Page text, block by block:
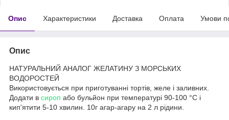
Опис Характеристики Доставка Оплата Умови
Опис
НАТУРАЛЬНИЙ АНАЛОГ ЖЕЛАТИНУ З МОРСЬКИХ
ВОДОРОСТЕЙ
Використовується при приготуванні тортів, желе і заливних.
Додати в сироп або бульйон при температурі 90-100 °С і
кип'ятити 5-10 хвилин. 10г агар-агару на 2 л рідини.